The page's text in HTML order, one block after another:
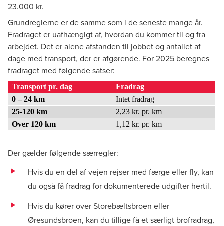
23.000 kr.
Grundreglerne er de samme som i de seneste mange år.
Fradraget er uafhængigt af, hvordan du kommer til og fra
arbejdet. Det er alene afstanden til jobbet og antallet af
dage med transport, der er afgørende. For 2025 beregnes
fradraget med følgende satser:
Transport pr. dag
Fradrag
0 – 24 km
Intet fradrag
25-120 km
2,23 kr. pr. km
Over 120 km
1,12 kr. pr. km
Der gælder følgende særregler:
Hvis du en del af vejen rejser med færge eller fly, kan
du også få fradrag for dokumenterede udgifter hertil.
Hvis du kører over Storebæltsbroen eller
Øresundsbroen, kan du tillige få et særligt brofradrag,